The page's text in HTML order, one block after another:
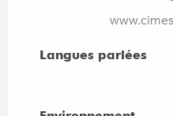
Langues parlées
Langues parlées